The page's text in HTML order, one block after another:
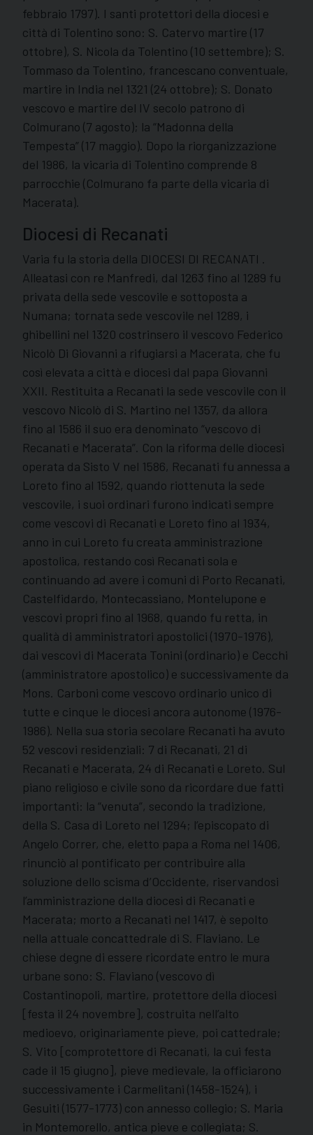
febbraio 1797). I santi protettori della diocesi e
città di Tolentino sono: S. Catervo martire (17
ottobre), S. Nicola da Tolentino (10 settembre); S.
Tommaso da Tolentino, francescano conventuale,
martire in India nel 1321 (24 ottobre); S. Donato
vescovo e martire del IV secolo patrono di
Colmurano (7 agosto); la “Madonna della
Tempesta” (17 maggio). Dopo la riorganizzazione
del 1986, la vicaria di Tolentino comprende 8
parrocchie (Colmurano fa parte della vicaria di
Macerata).
Diocesi di Recanati
Varia fu la storia della DIOCESI DI RECANATI .
Alleatasi con re Manfredi, dal 1263 fino al 1289 fu
privata della sede vescovile e sottoposta a
Numana; tornata sede vescovile nel 1289, i
ghibellini nel 1320 costrinsero il vescovo Federico
Nicolò Di Giovanni a rifugiarsi a Macerata, che fu
così elevata a città e diocesi dal papa Giovanni
XXII. Restituita a Recanati la sede vescovile con il
vescovo Nicolò di S. Martino nel 1357, da allora
fino al 1586 il suo era denominato “vescovo di
Recanati e Macerata”. Con la riforma delle diocesi
operata da Sisto V nel 1586, Recanati fu annessa a
Loreto fino al 1592, quando riottenuta la sede
vescovile, i suoi ordinari furono indicati sempre
come vescovi di Recanati e Loreto fino al 1934,
anno in cui Loreto fu creata amministrazione
apostolica, restando così Recanati sola e
continuando ad avere i comuni di Porto Recanati,
Castelfidardo, Montecassiano, Montelupone e
vescovi propri fino al 1968, quando fu retta, in
qualità di amministratori apostolici (1970-1976),
dai vescovi di Macerata Tonini (ordinario) e Cecchi
(amministratore apostolico) e successivamente da
Mons. Carboni come vescovo ordinario unico di
tutte e cinque le diocesi ancora autonome (1976-
1986). Nella sua storia secolare Recanati ha avuto
52 vescovi residenziali: 7 di Recanati, 21 di
Recanati e Macerata, 24 di Recanati e Loreto. Sul
piano religioso e civile sono da ricordare due fatti
importanti: la “venuta”, secondo la tradizione,
della S. Casa di Loreto nel 1294; l’episcopato di
Angelo Correr, che, eletto papa a Roma nel 1406,
rinunciò al pontificato per contribuire alla
soluzione dello scisma d’Occidente, riservandosi
l’amministrazione della diocesi di Recanati e
Macerata; morto a Recanati nel 1417, è sepolto
nella attuale concattedrale di S. Flaviano. Le
chiese degne di essere ricordate entro le mura
urbane sono: S. Flaviano (vescovo dì
Costantinopoli, martire, protettore della diocesi
[festa il 24 novembre], costruita nell’alto
medioevo, originariamente pieve, poi cattedrale;
S. Vito [comprotettore di Recanati, la cui festa
cade il 15 giugno], pieve medievale, la officiarono
successivamente i Carmelitani (1458-1524), i
Gesuiti (1577-1773) con annesso collegio; S. Maria
in Montemorello, antica pieve e collegiata; S.